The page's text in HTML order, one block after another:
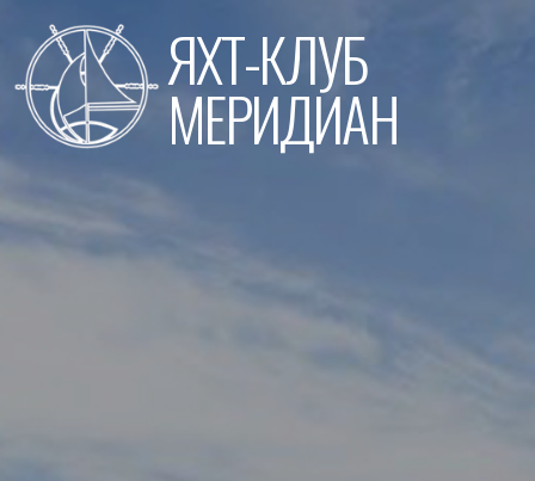
к
содержимому
ЯХТ-КЛУБ
МЕРИДИАН